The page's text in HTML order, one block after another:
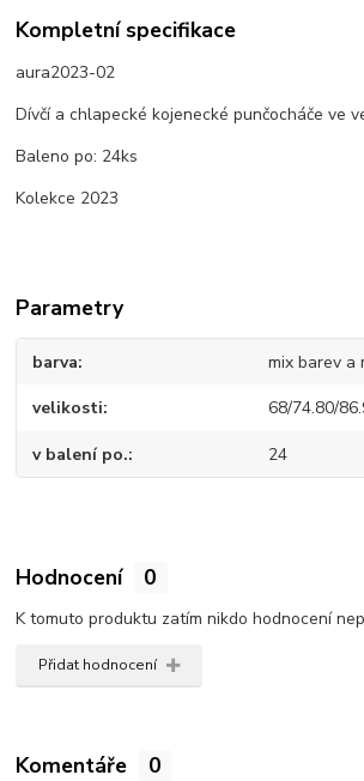
Kompletní specifikace
aura2023-02
Dívčí a chlapecké kojenecké punčocháče ve
Baleno po: 24ks
Kolekce 2023
Parametry
barva mix barev a
velikosti 68/74.80/
v balení po. 24
Hodnocení 0
K tomuto produktu zatím nikdo hodnocení
Přidat hodnocení
Komentáře 0